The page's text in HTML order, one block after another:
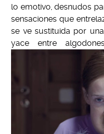
lo emotivo, desnudos
sensaciones que
se ve sustituida por
yace entre